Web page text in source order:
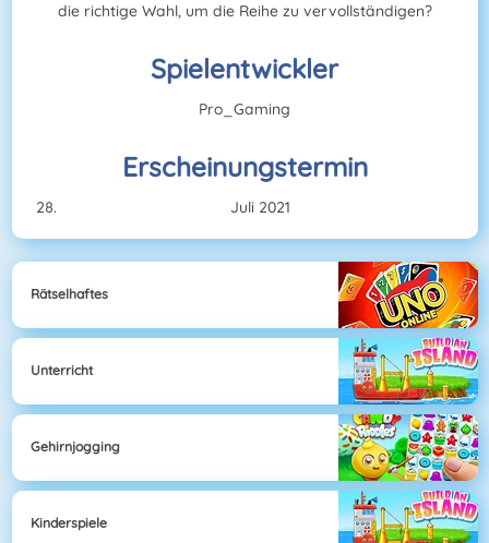
die richtige Wahl, um die Reihe zu vervollständigen?
Spielentwickler
Pro_Gaming
Erscheinungstermin
Juli 2021
Rätselhaftes
Unterricht
Gehirnjogging
Kinderspiele